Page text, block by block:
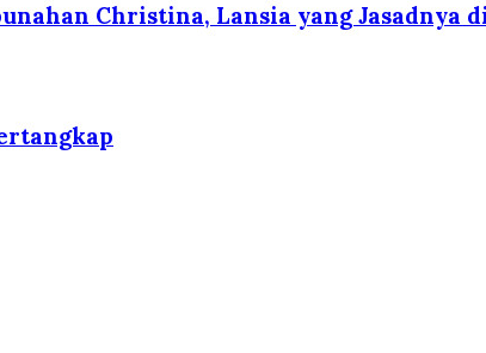
Christina, Lansia yang Jasadnya